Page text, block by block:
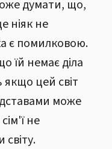
думати, що,
ніяк не
є помилковою.
їй немає діла
якщо цей світ
може
не